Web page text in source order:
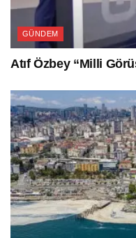
GÜNDEM
Atıf Özbey “Milli